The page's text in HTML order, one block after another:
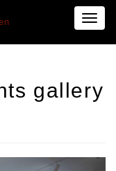
gallery